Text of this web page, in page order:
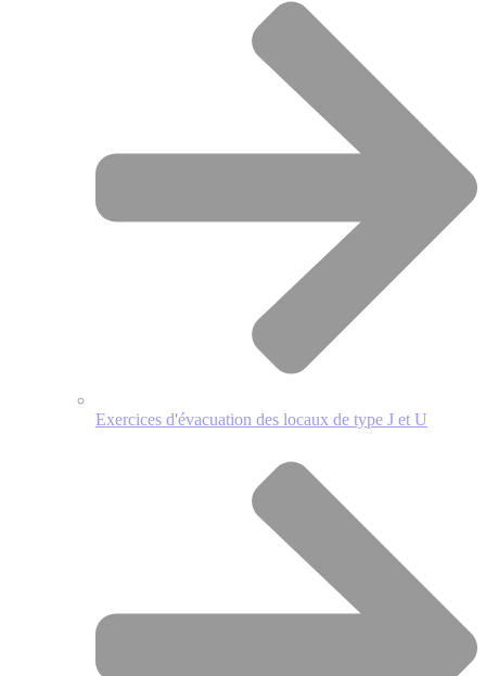
Exercices d'évacuation des locaux de type J et U